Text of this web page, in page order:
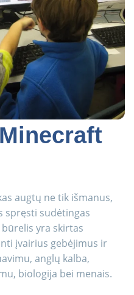
augtų ne tik išmanus,
spręsti sudėtingas
yra skirtas
įvairius gebėjimus ir
anglų kalba,
biologija bei menais.